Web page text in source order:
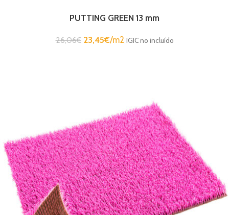
PUTTING GREEN 13 mm
26,06€ 23,45€/m2 IGIC no incluído